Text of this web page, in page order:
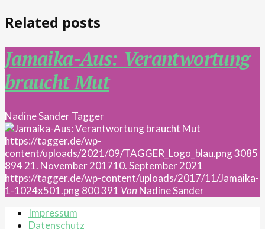
Related posts
Jamaika-Aus: Verantwortung
braucht Mut
Nadine SanderTagger
https://tagger.de/wp-
content/uploads/2021/09/TAGGER_Logo_blau.png3085
89421. November 201710. September 2021
https://tagger.de/wp-content/uploads/2017/11/Jamaika-
1-1024x501.png800391 Von Nadine Sander
Impressum
Datenschutz